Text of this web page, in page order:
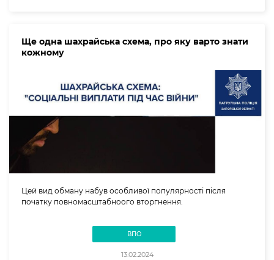
Ще одна шахрайська схема, про яку варто знати
кожному
Цей вид обману набув особливої популярності після
початку повномасштабноого вторгнення.
ВПО
13.02.2024